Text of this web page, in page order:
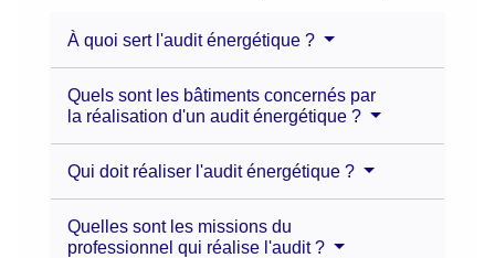
À quoi sert l'audit énergétique ?
Quels sont les bâtiments concernés par
la réalisation d'un audit énergétique ?
Qui doit réaliser l'audit énergétique ?
Quelles sont les missions du
professionnel qui réalise l'audit ?